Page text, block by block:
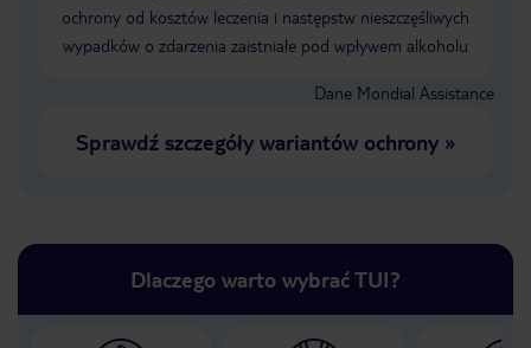
ochrony od kosztów leczenia i następstw nieszczęśliwych
wypadków o zdarzenia zaistniałe pod wpływem alkoholu
Dane Mondial Assistance
Sprawdź szczegóły wariantów ochrony»
Dlaczego warto wybrać TUI?